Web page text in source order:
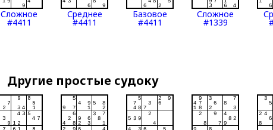
Сложное
#4411
Среднее
#4411
Базовое
#4411
Сложное
#1339
Другие простые судоку